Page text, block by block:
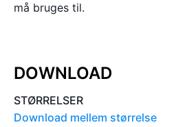
må bruges til.
DOWNLOAD
STØRRELSER
Download mellem størrelse